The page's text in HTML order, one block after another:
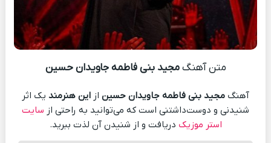
متن آهنگمجید بنی فاطمه جاویدان حسین
آهنگ مجید بنی فاطمه جاویدان حسین از این هنرمند یک اثر
شنیدنی و دوست‌داشتنی است که می‌توانید به راحتی از سایت
استر موزیک دریافت و از شنیدن آن لذت ببرید.